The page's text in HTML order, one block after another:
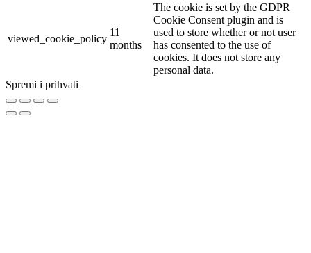
viewed_cookie_policy
11
months
The cookie is set by the GDPR
Cookie Consent plugin and is
used to store whether or not user
has consented to the use of
cookies. It does not store any
personal data.
Spremi i prihvati